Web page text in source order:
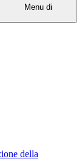
Menu di
della